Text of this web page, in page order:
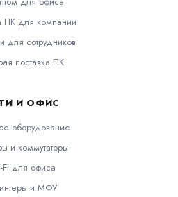
ПК для компании
для сотрудников
поставка ПК
И ОФИС
оборудование
и коммутаторы
Fi для офиса
и МФУ